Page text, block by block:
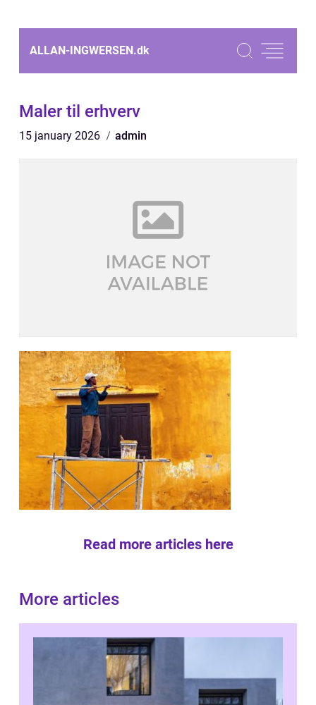
ALLAN-INGWERSEN.dk
Maler til erhverv
15 january 2026 admin
Read more articles here
More articles